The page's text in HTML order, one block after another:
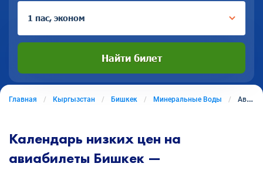
1 пас, эконом
Найти билет
Главная Кыргызстан Бишкек Минеральные Воды Авиабилеты из Бишкека в Минеральные Воды
Календарь низких цен на
авиабилеты Бишкек —